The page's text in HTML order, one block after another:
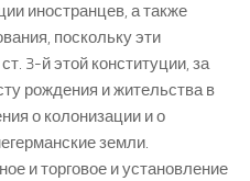
иностранцев, а также
поскольку эти
3-й этой конституции, за
рождения и жительства в
о колонизации и о
земли.
и торговое и установление